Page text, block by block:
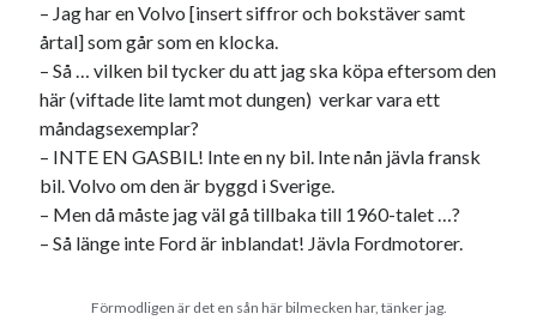
– Jag har en Volvo [insert siffror och bokstäver samt
årtal] som går som en klocka.
– Så … vilken bil tycker du att jag ska köpa eftersom den
här (viftade lite lamt mot dungen) verkar vara ett
måndagsexemplar?
– INTE EN GASBIL! Inte en ny bil. Inte nån jävla fransk
bil. Volvo om den är byggd i Sverige.
– Men då måste jag väl gå tillbaka till 1960-talet …?
– Så länge inte Ford är inblandat! Jävla Fordmotorer.
Förmodligen är det en sån här bilmecken har, tänker jag.